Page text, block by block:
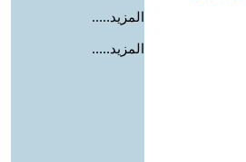
المزيد.....
المزيد.....